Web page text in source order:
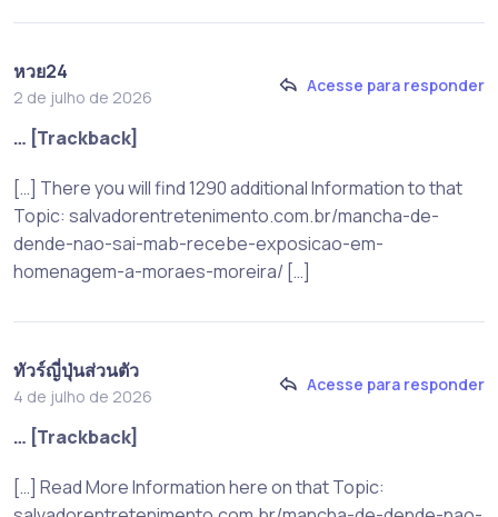
หวย24
2 de julho de 2026
Acesse para responder
… [Trackback]
[…] There you will find 1290 additional Information to that
Topic: salvadorentretenimento.com.br/mancha-de-
dende-nao-sai-mab-recebe-exposicao-em-
homenagem-a-moraes-moreira/ […]
ทัวร์ญี่ปุ่นส่วนตัว
4 de julho de 2026
Acesse para responder
… [Trackback]
[…] Read More Information here on that Topic: